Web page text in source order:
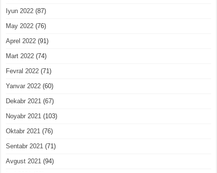
Iyun 2022 (87)
May 2022 (76)
Aprel 2022 (91)
Mart 2022 (74)
Fevral 2022 (71)
Yanvar 2022 (60)
Dekabr 2021 (67)
Noyabr 2021 (103)
Oktabr 2021 (76)
Sentabr 2021 (71)
Avgust 2021 (94)